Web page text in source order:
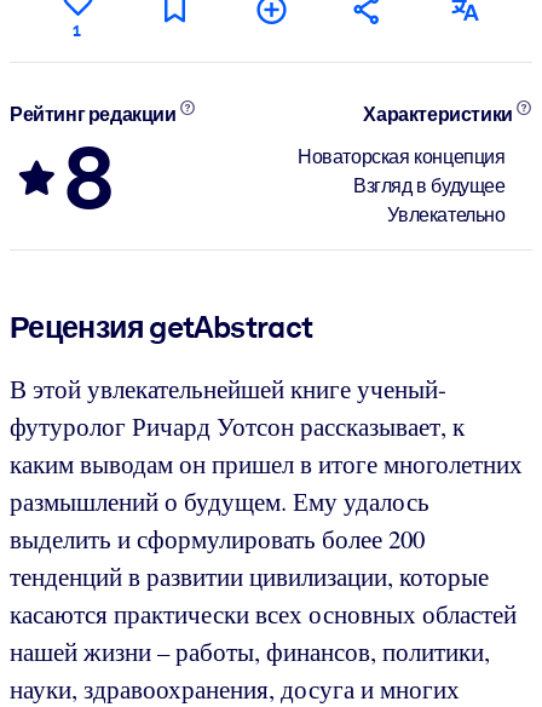
1
Рейтинг редакции
8
Характеристики
Новаторская концепция
Взгляд в будущее
Увлекательно
Рецензия getAbstract
В этой увлекательнейшей книге ученый-
футуролог Ричард Уотсон рассказывает, к
каким выводам он пришел в итоге многолетних
размышлений о будущем. Ему удалось
выделить и сформулировать более 200
тенденций в развитии цивилизации, которые
касаются практически всех основных областей
нашей жизни – работы, финансов, политики,
науки, здравоохранения, досуга и многих